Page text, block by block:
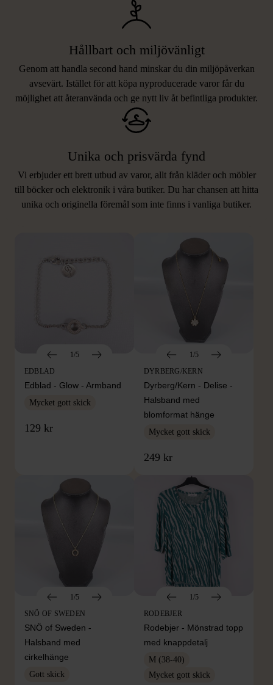
Hållbart och miljövänligt
Genom att handla second hand minskar du din miljöpåverkan
avsevärt. Istället för att köpa nyproducerade varor får du
möjlighet att återanvända och ge nytt liv åt befintliga produkter.
Unika och prisvärda fynd
Vi erbjuder ett brett utbud av varor, allt från kläder och möbler
till böcker och elektronik i våra butiker. Du har chansen att hitta
unika och originella föremål som inte finns i vanliga butiker.
LIKNANDE PRODUKTER
Hitta produkter som påminner om denna
1/5
EDBLAD
Edblad - Glow - Armband
Mycket gott skick
129 kr
1/5
DYRBERG/KERN
Dyrberg/Kern - Delise -
Halsband med
blomformat hänge
Mycket gott skick
249 kr
1/5
SNÖ OF SWEDEN
SNÖ of Sweden -
Halsband med
cirkelhänge
Gott skick
1/5
RODEBJER
Rodebjer - Mönstrad topp
med knappdetalj
M (38-40)
Mycket gott skick